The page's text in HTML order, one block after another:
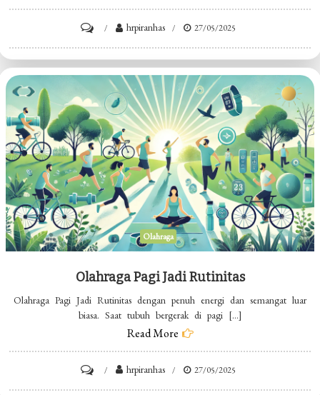
Temukan
Teknologi
Ramah
Lingkungan
hrpiranhas 27/05/2025
Olahraga
Olahraga Pagi Jadi Rutinitas
Olahraga Pagi Jadi Rutinitas dengan penuh energi dan semangat luar
biasa. Saat tubuh bergerak di pagi […]
Read More
Olahraga
hrpiranhas 27/05/2025